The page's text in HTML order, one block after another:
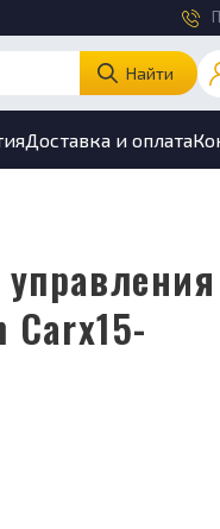
Найти
Доставка и оплата